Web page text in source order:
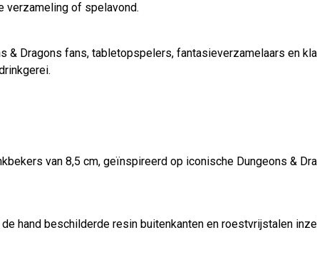
verzameling of spelavond.
& Dragons fans, tabletopspelers, fantasieverzamelaars en
van 8,5 cm, geïnspireerd op iconische Dungeons &
hand beschilderde resin buitenkanten en roestvrijstalen